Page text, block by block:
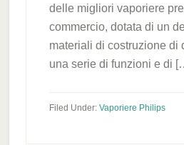
delle migliori vaporiere
commercio, dotata di un
materiali di costruzione di
una serie di funzioni e di
Filed Under: Vaporiere Philips